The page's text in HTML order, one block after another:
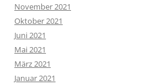
November 2021
Oktober 2021
Juni 2021
Mai 2021
März 2021
Januar 2021